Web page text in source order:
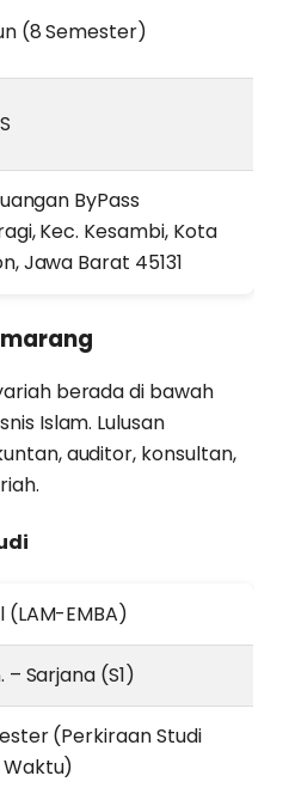
(8 Semester)
ByPass
Kec. Kesambi, Kota
Jawa Barat 45131
berada di bawah
Islam. Lulusan
auditor, konsultan,
(LAM-EMBA)
– Sarjana (S1)
(Perkiraan Studi
Waktu)